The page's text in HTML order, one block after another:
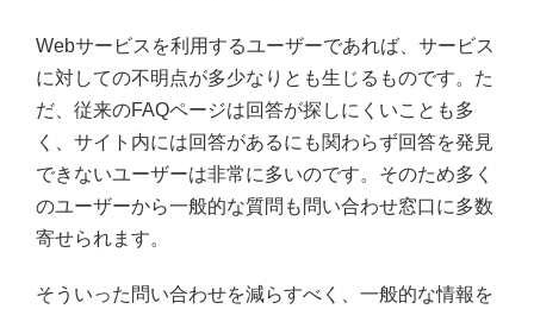
Webサービスを利用するユーザーであれば、サービス
に対しての不明点が多少なりとも生じるものです。た
だ、従来のFAQページは回答が探しにくいことも多
く、サイト内には回答があるにも関わらず回答を発見
できないユーザーは非常に多いのです。そのため多く
のユーザーから一般的な質問も問い合わせ窓口に多数
寄せられます。
そういった問い合わせを減らすべく、一般的な情報を